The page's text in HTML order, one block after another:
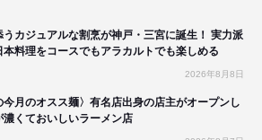
うカジュアルな割烹が神戸・三宮に誕生！ 実力派
本料理をコースでもアラカルトでも楽しめる
2026年8月8日
今月のオスス麺〉有名店出身の店主がオープンし
濃くておいしいラーメン店